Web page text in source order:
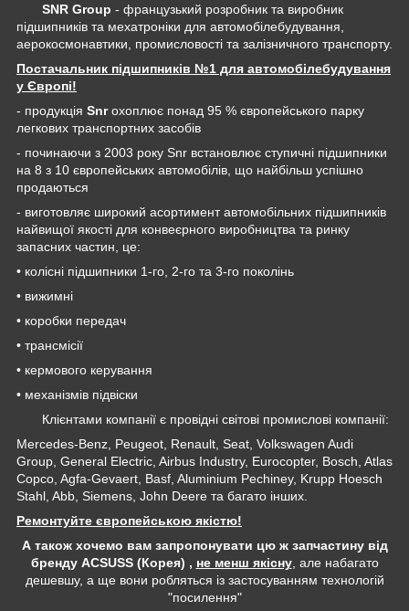
SNR Group - французький розробник та виробник
підшипників та мехатроніки для автомобілебудування,
аерокосмонавтики, промисловості та залізничного транспорту.
Постачальник підшипників №1 для автомобілебудування
у Європі!
- продукція Snrохоплює понад 95 % європейського парку
легкових транспортних засобів
- починаючи з 2003 року Snr встановлює ступичні підшипники
на 8 з 10 європейських автомобілів, що найбільш успішно
продаються
- виготовляє широкий асортимент автомобільних підшипників
найвищої якості для конвеєрного виробництва та ринку
запасних частин, це:
• колісні підшипники 1-го, 2-го та 3-го поколінь
• вижимні
• коробки передач
• трансмісії
• кермового керування
• механізмів підвіски
Клієнтами компанії є провідні світові промислові компанії:
Mercedes-Benz, Peugeot, Renault, Seat, Volkswagen Audi
Group, General Electric, Airbus Industry, Eurocopter, Bosch, Atlas
Copco, Agfa-Gevaert, Basf, Aluminium Pechiney, Krupp Hoesch
Stahl, Abb, Siemens, John Deere та багато інших.
Ремонтуйте європейською якістю!
А також хочемо вам запропонувати цю ж запчастину від
бренду ACSUSS (Корея) , не менш якісну, але набагато
дешевшу, а ще вони робляться із застосуванням технологій
"посилення"